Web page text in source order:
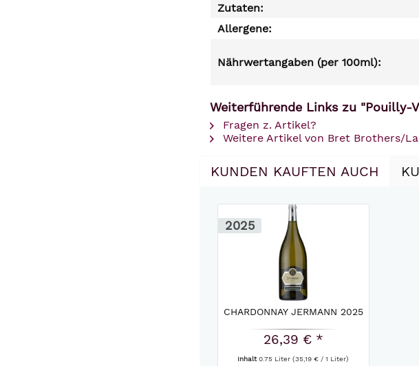
Zutaten:
Allergene:
Nährwertangaben (per 100ml):
Weiterführende Links zu "Pouilly-
Fragen z. Artikel?
Weitere Artikel von Bret Brothers/
KUNDEN KAUFTEN AUCH
2025
CHARDONNAY JERMANN 2025
26,39 € *
Inhalt0.75 Liter(35,19 € / 1 Liter)